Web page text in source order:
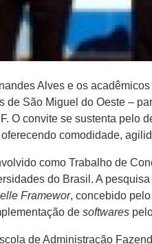
Alves e os
de São Miguel do Oeste –
O convite se sustenta pelo
comodidade,
como Trabalho de
do Brasil. A
Framewor, concebido
de softwares
de Administração